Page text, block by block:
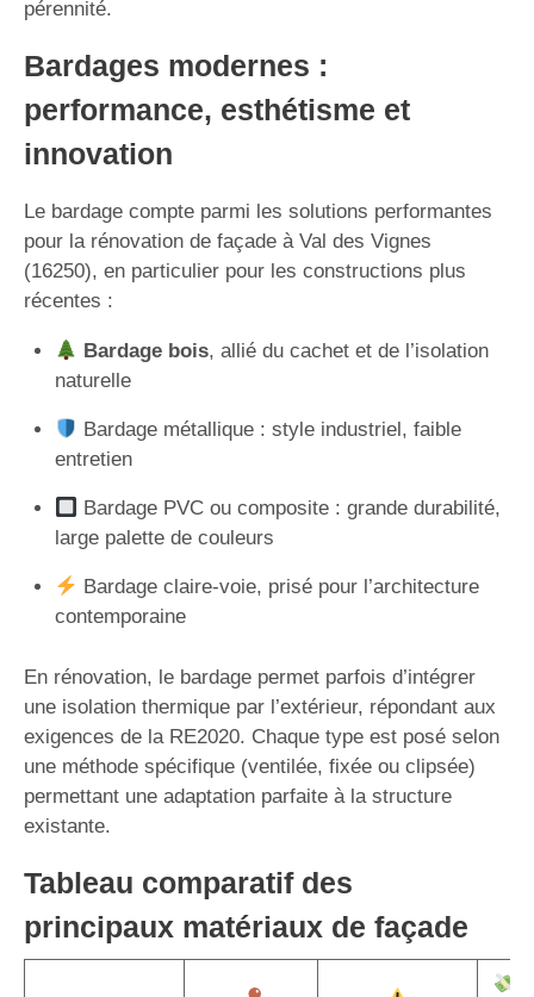
pérennité.
Bardages modernes :
performance, esthétisme et
innovation
Le bardage compte parmi les solutions performantes
pour la rénovation de façade à Val des Vignes
(16250), en particulier pour les constructions plus
récentes :
Bardage bois, allié du cachet et de l’isolation
naturelle
Bardage métallique : style industriel, faible
entretien
Bardage PVC ou composite : grande durabilité,
large palette de couleurs
Bardage claire-voie, prisé pour l’architecture
contemporaine
En rénovation, le bardage permet parfois d’intégrer
une isolation thermique par l’extérieur, répondant aux
exigences de la RE2020. Chaque type est posé selon
une méthode spécifique (ventilée, fixée ou clipsée)
permettant une adaptation parfaite à la structure
existante.
Tableau comparatif des
principaux matériaux de façade